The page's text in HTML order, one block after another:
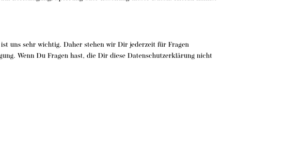
uns sehr wichtig. Daher stehen wir Dir jederzeit für Fragen
Wenn Du Fragen hast, die Dir diese Datenschutzerklärung nicht